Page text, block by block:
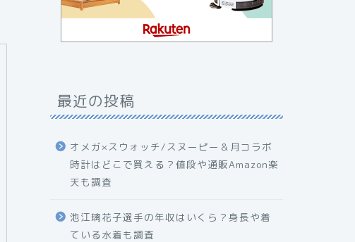
最近の投稿
オメガ×スウォッチ/スヌーピー＆月コラボ
時計はどこで買える？値段や通販Amazon楽
天も調査
池江璃花子選手の年収はいくら？身長や着
ている水着も調査